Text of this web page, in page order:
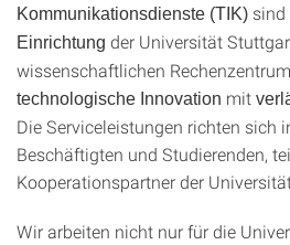
Kommunikationsdienste (TIK) sind
Einrichtung der Universität
wissenschaftlichen
technologische Innovation mit
Die Serviceleistungen richten sich
Beschäftigten und Studierenden,
Kooperationspartner der
Wir arbeiten nicht nur für die